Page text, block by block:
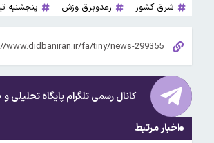
شرق کشور رعدوبرق وزش پنجشنبه
کانال رسمی تلگرام پایگاه تحلیلی
اخبار مرتبط